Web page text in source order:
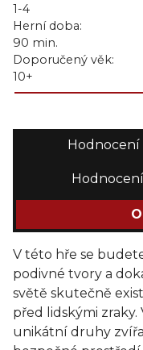
1-4
Herní doba:
90 min.
Doporučený věk:
10+
Hodnocení
V této hře se
podivné tvory a
světě skutečně
před lidskými
unikátní druhy